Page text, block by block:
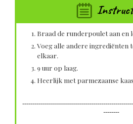
Braad de runderpoulet aan en
Voeg alle andere ingrediënten
elkaar.
9 uur op laag.
Heerlijk met parmezaanse
--------